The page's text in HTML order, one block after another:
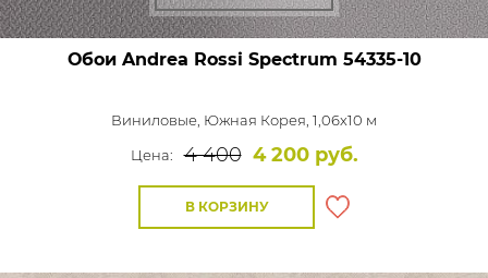
Обои Andrea Rossi Spectrum 54335-10
Виниловые, Южная Корея, 1,06x10 м
Цена:
4 400 4 200 руб.
В КОРЗИНУ